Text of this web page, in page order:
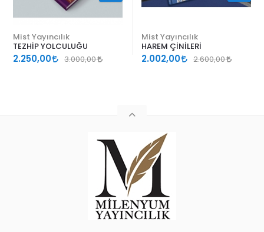
Mist Yayıncılık
TEZHİP YOLCULUĞU
2.250,00 3.000,00
Mist Yayıncılık
HAREM ÇİNİLERİ
2.002,00 2.600,00